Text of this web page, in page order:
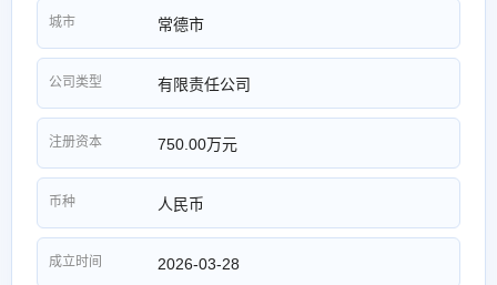
城市 常德市
公司类型 有限责任公司
注册资本 750.00万元
币种 人民币
成立时间 2026-03-28